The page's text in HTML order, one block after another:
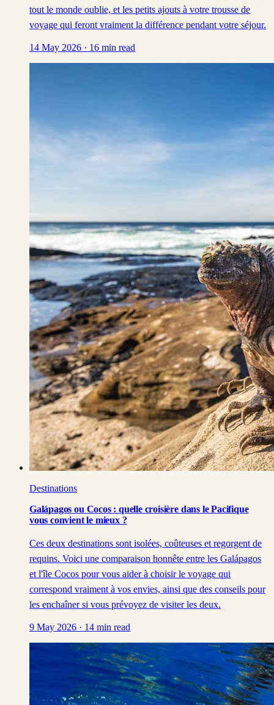
tout le monde oublie, et les petits ajouts à votre trousse de
voyage qui feront vraiment la différence pendant votre séjour.
14 May 2026 · 16 min read
Destinations
Galápagos ou Cocos : quelle croisière dans le Pacifique
vous convient le mieux ?
Ces deux destinations sont isolées, coûteuses et regorgent de
requins. Voici une comparaison honnête entre les Galápagos
et l'île Cocos pour vous aider à choisir le voyage qui
correspond vraiment à vos envies, ainsi que des conseils pour
les enchaîner si vous prévoyez de visiter les deux.
9 May 2026 · 14 min read